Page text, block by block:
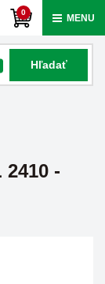
0 MENU
Hľadať
-